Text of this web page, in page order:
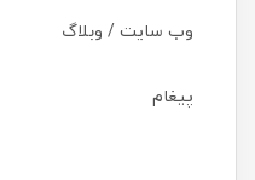
وب سایت / وبلاگ
پیغام